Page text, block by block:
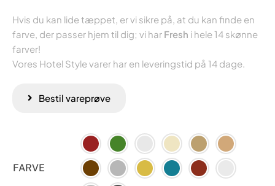
Hvis du kan lide tæppet, er vi sikre på, at du kan finde en
farve, der passer hjem til dig; vi har Fresh i hele 14 skønne
farver!
Vores Hotel Style varer har en leveringstid på 14 dage.
Bestil vareprøve
FARVE